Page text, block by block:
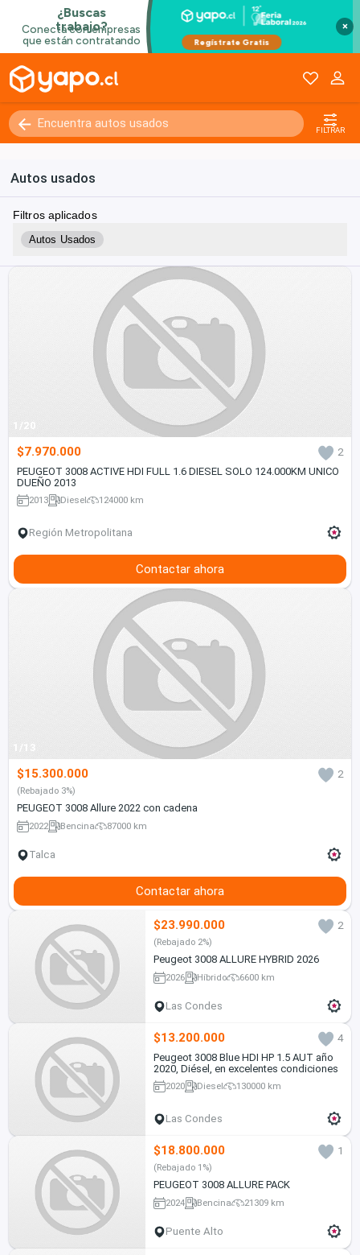
×
FILTRAR
Autos usados
Filtros aplicados
Autos Usados
1/20
$7.970.000
2
PEUGEOT 3008 ACTIVE HDI FULL 1.6 DIESEL SOLO 124.000KM UNICO
DUEÑO 2013
2013 Diesel 124000 km
Región Metropolitana
Contactar ahora
1/13
$15.300.000 2
(Rebajado 3%)
PEUGEOT 3008 Allure 2022 con cadena
2022 Bencina 87000 km
Talca
Contactar ahora
$23.990.000 2
(Rebajado 2%)
Peugeot 3008 ALLURE HYBRID 2026
2026 Híbrido 6600 km
Las Condes
$13.200.000
4
Peugeot 3008 Blue HDI HP 1.5 AUT año
2020, Diésel, en excelentes condiciones
2020 Diesel 130000 km
Las Condes
$18.800.000 1
(Rebajado 1%)
PEUGEOT 3008 ALLURE PACK
2024 Bencina 21309 km
Puente Alto